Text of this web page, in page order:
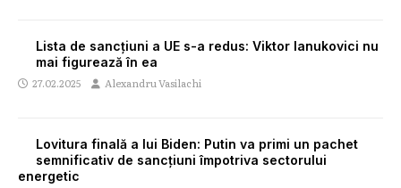
Lista de sancțiuni a UE s-a redus: Viktor Ianukovici nu
mai figurează în ea
27.02.2025 Alexandru Vasilachi
Lovitura finală a lui Biden: Putin va primi un pachet
semnificativ de sancțiuni împotriva sectorului
energetic